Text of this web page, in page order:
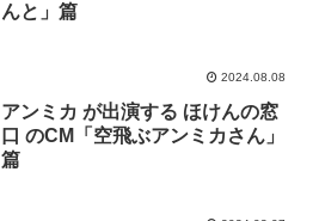
んと」篇
2024.08.08
アンミカ が出演する ほけんの窓
口 のCM「空飛ぶアンミカさん」
篇